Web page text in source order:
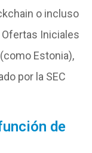
o incluso
Iniciales
Estonia),
por la SEC
de